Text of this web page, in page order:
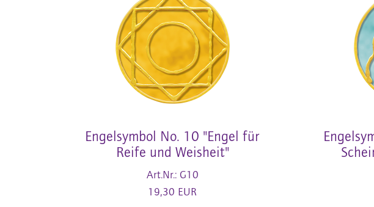
Engelsymbol No. 10 "Engel für
Reife und Weisheit"
Art.Nr.: G10
19,30 EUR